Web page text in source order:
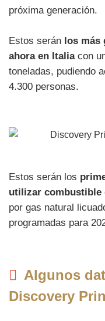
próxima generación.
Estos serán los
ahora en Italiacon
toneladas, pudiendo
4.300 personas.
Estos serán los
utilizar combustible
por gas natural
programadas para
Algunos
Discovery